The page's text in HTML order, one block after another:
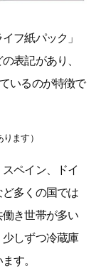
フ紙パック」
表記があり、
いるのが特徴で
ます）
ペイン、ドイ
多くの国では
き世帯が多い
しずつ冷蔵庫
す。